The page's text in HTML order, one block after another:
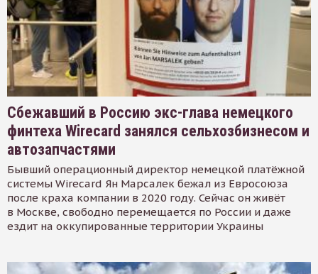
Сбежавший в Россию экс-глава немецкого
финтеха Wirecard занялся сельхозбизнесом и
автозапчастями
Бывший операционный директор немецкой платёжной
системы Wirecard Ян Марсалек бежал из Евросоюза
после краха компании в 2020 году. Сейчас он живёт
в Москве, свободно перемещается по России и даже
ездит на оккупированные территории Украины